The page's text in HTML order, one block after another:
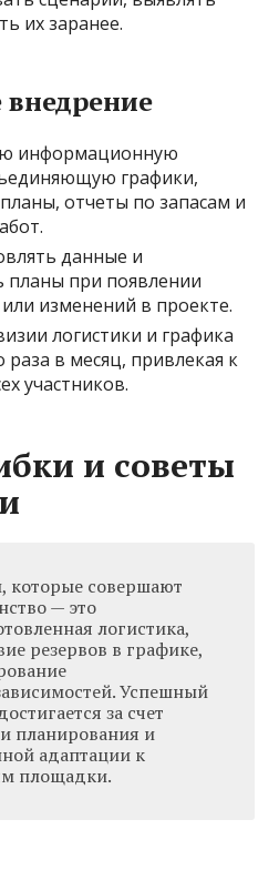
их заранее.
информационную
графики,
отчеты по запасам и
данные и
планы при появлении
изменений в проекте.
логистики и графика
раза в месяц, привлекая к
участников.
и советы
которые совершают
— это
логистика,
резервов в графике,
Успешный
за счет
планирования и
адаптации к
площадки.